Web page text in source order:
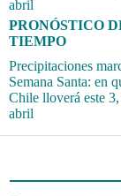
PRONÓSTICO
TIEMPO
Precipitaciones
Semana Santa: en
Chile lloverá este
abril